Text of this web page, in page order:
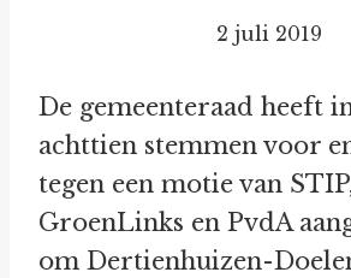
2 juli 2019
De gemeenteraad heeft
achttien stemmen voor
tegen een motie van
GroenLinks en PvdA
om Dertienhuizen-